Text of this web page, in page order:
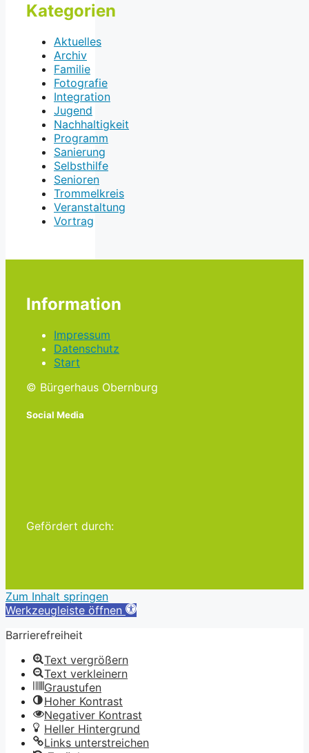
Kategorien
Aktuelles
Archiv
Familie
Fotografie
Integration
Jugend
Nachhaltigkeit
Programm
Sanierung
Selbsthilfe
Senioren
Trommelkreis
Veranstaltung
Vortrag
Information
Impressum
Datenschutz
Start
© Bürgerhaus Obernburg
Social Media
Gefördert durch:
Zum Inhalt springen
Werkzeugleiste öffnen
Barrierefreiheit
Text vergrößern
Text verkleinern
Graustufen
Hoher Kontrast
Negativer Kontrast
Heller Hintergrund
Links unterstreichen